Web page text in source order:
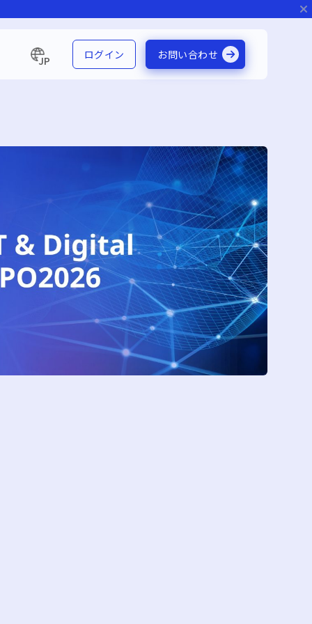
JP ログイン お問い合わせ